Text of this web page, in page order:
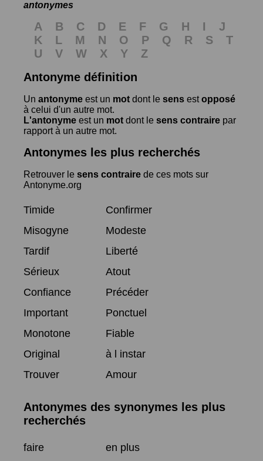
antonymes
A B C D E F G H I
J
K
L M N O P Q R S
T
U
V W X Y
Z
Antonyme définition
Un antonyme est un mot dont le sens estopposé
à celui d'un autre mot.
L'antonyme est un mot dont le sens contraire par
rapport à un autre mot.
Antonymes les plus recherchés
Retrouver le sens contraire de ces mots sur
Antonyme.org
Timide
Confirmer
Misogyne
Modeste
Tardif
Liberté
Sérieux
Atout
Confiance
Précéder
Important
Ponctuel
Monotone
Fiable
Original
à l instar
Trouver
Amour
Antonymes des synonymes les plus
recherchés
faire
en plus